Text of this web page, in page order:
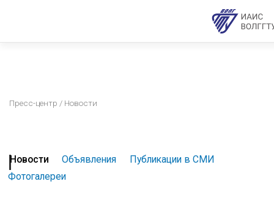
Пресс-центр / Новости
Новости Объявления
Публикации в СМИ
Фотогалереи